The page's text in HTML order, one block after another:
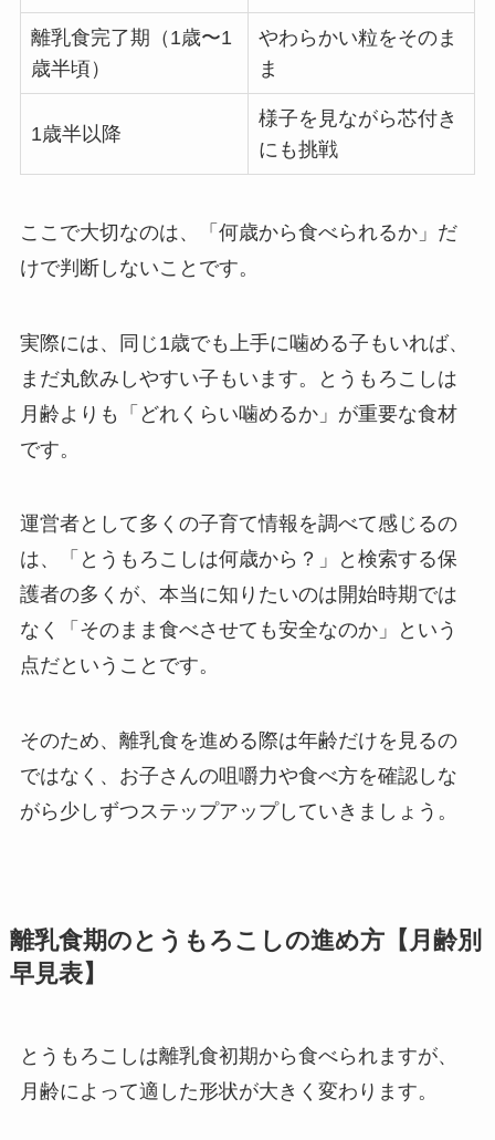
離乳食完了期（1歳〜1
歳半頃）
やわらかい粒をそのま
ま
1歳半以降
様子を見ながら芯付き
にも挑戦
ここで大切なのは、「何歳から食べられるか」だ
けで判断しないことです。
実際には、同じ1歳でも上手に噛める子もいれば、
まだ丸飲みしやすい子もいます。とうもろこしは
月齢よりも「どれくらい噛めるか」が重要な食材
です。
運営者として多くの子育て情報を調べて感じるの
は、「とうもろこしは何歳から？」と検索する保
護者の多くが、本当に知りたいのは開始時期では
なく「そのまま食べさせても安全なのか」という
点だということです。
そのため、離乳食を進める際は年齢だけを見るの
ではなく、お子さんの咀嚼力や食べ方を確認しな
がら少しずつステップアップしていきましょう。
離乳食期のとうもろこしの進め方【月齢別
早見表】
とうもろこしは離乳食初期から食べられますが、
月齢によって適した形状が大きく変わります。